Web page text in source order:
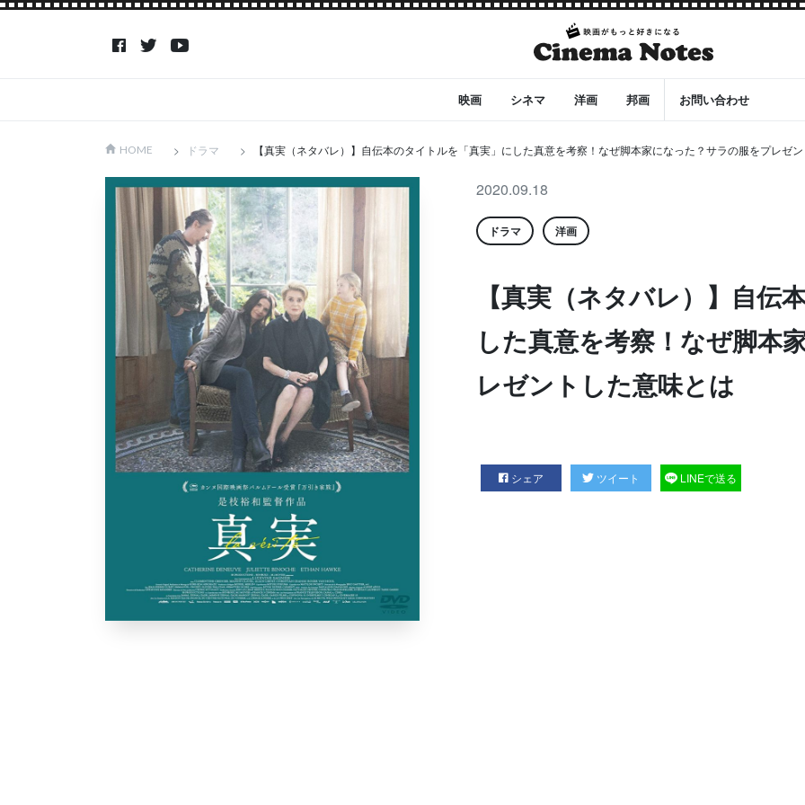
映画 シネマ 洋画 邦画 お問い合わせ
HOME ドラマ 【真実（ネタバレ）】自伝本のタイトルを「真実」にした真意を考察！なぜ脚本家になった？サラの服をプレゼ
2020.09.18
ドラマ 洋画
【真実（ネタバレ）】自伝
した真意を考察！なぜ脚本
レゼントした意味とは
シェア ツイート LINEで送る